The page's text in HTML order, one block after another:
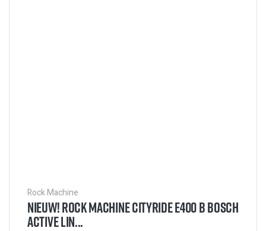
Rock Machine
NIEUW! ROCK MACHINE CITYRIDE E400 B BOSCH
ACTIVE LIN...